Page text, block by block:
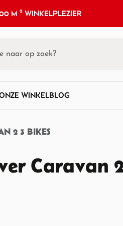
M2 WINKELPLEZIER
WINKELBLOG
2 3 BIKES
Caravan